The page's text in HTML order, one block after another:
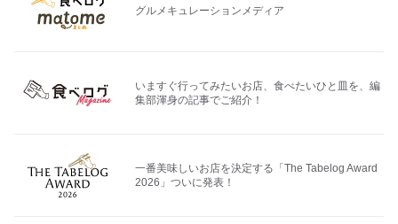
グルメキュレーションメディア
いますぐ行ってみたいお店、食べたいひと皿を、編
集部渾身の記事でご紹介！
一番美味しいお店を決定する「The Tabelog Award
2026」ついに発表！